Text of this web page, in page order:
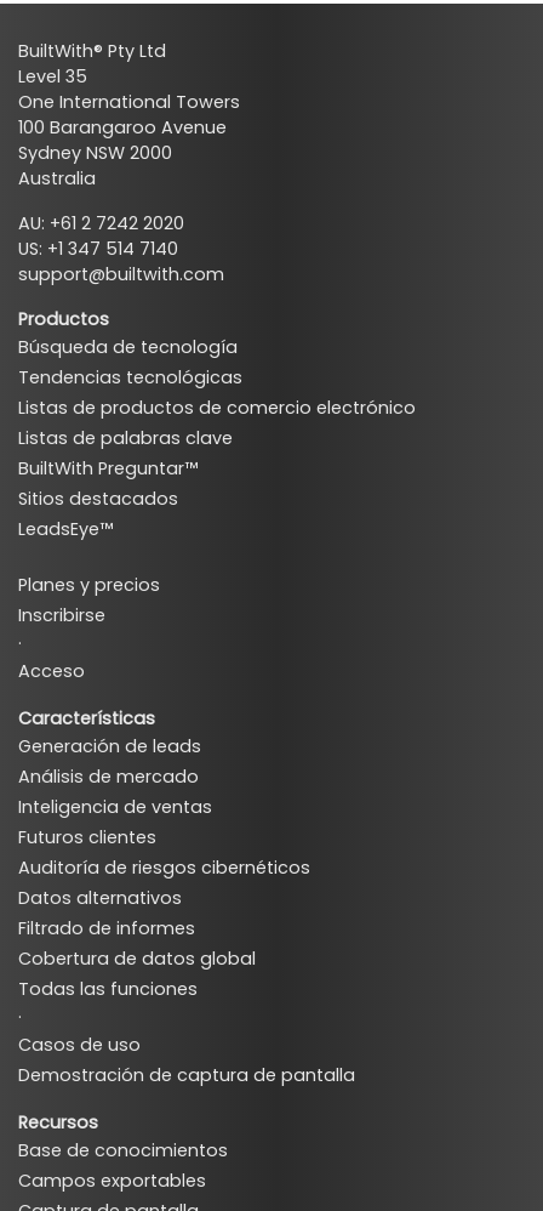
BuiltWith® Pty Ltd
Level 35
One International Towers
100 Barangaroo Avenue
Sydney NSW 2000
Australia
AU: +61 2 7242 2020
US: +1 347 514 7140
support@builtwith.com
Productos
Búsqueda de tecnología
Tendencias tecnológicas
Listas de productos de comercio electrónico
Listas de palabras clave
BuiltWith Preguntar™
Sitios destacados
LeadsEye™
Planes y precios
Inscribirse
·
Acceso
Características
Generación de leads
Análisis de mercado
Inteligencia de ventas
Futuros clientes
Auditoría de riesgos cibernéticos
Datos alternativos
Filtrado de informes
Cobertura de datos global
Todas las funciones
·
Casos de uso
Demostración de captura de pantalla
Recursos
Base de conocimientos
Campos exportables